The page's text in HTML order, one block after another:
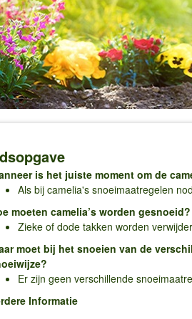
is het juiste moment om de
Als bij camelia's snoeimaatregelen
moeten camelia’s worden
Zieke of dode takken worden
moet bij het snoeien van de
Er zijn geen verschillende
Informatie